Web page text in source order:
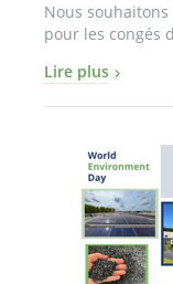
Nous souhaitons
pour les congés
Lire plus